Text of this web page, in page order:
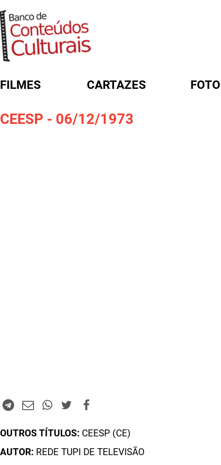
FILMES CARTAZES
CEESP - 06/12/1973
OUTROS TÍTULOS: CEESP (CE)
AUTOR: REDE TUPI DE TELEVISÃO
FORMULÁRIO DE BUSCA